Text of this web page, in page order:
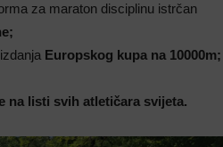
za maraton disciplinu istrčan
Europskog kupa na 10000m;
na listi svih atletičara svijeta.